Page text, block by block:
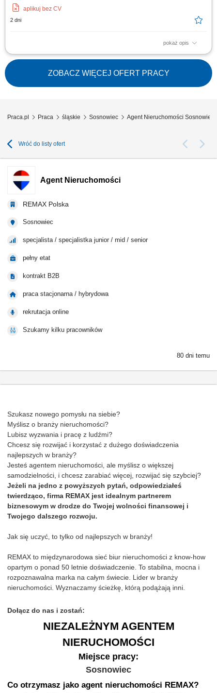
aplikuj bez CV
2 dni
pokaż opis
Kompleksowa obsługa klientów w zakresie sprzedaży, zakupu oraz
wynajmu nieruchomości. Aktywne pozyskiwanie nowych ofert i
budowanie własnej bazy klientów. Organizowanie oraz prowadzenie
prezentacji nieruchomości. Koordynowanie procesu transakcyjnego i
współpraca ze specjalistami...
ZOBACZ WIĘCEJ OFERT PRACY
Praca.pl Praca śląskie Sosnowiec Agent Nieruchomości Sosnowiec
Wróć do listy ofert
Agent Nieruchomości
REMAX Polska
Sosnowiec
specjalista / specjalistka junior / mid / senior
pełny etat
kontrakt B2B
praca stacjonarna / hybrydowa
rekrutacja online
Szukamy kilku pracowników
80 dni temu
Szukasz nowego pomysłu na siebie?
Myślisz o branży nieruchomości?
Lubisz wyzwania i pracę z ludźmi?
Chcesz się rozwijać i korzystać z dużego doświadczenia
najlepszych w branży?
Jesteś agentem nieruchomości, ale myślisz o większej
samodzielności, i chcesz zarabiać więcej, rozwijać się szybciej?
Jeżeli na jedno z powyższych pytań, odpowiedziałeś
twierdząco, firma REMAX jest idealnym partnerem
biznesowym w drodze do Twojej wolności finansowej i
Twojego dalszego rozwoju.
Jak się uczyć, to tylko od najlepszych w branży!
REMAX to międzynarodowa sieć biur nieruchomości z know-how
opartym o ponad 50 letnie doświadczenie. To stabilna, mocna i
rozpoznawalna marka na całym świecie. Lider w branży
nieruchomości. Wyznaczamy ścieżkę, którą podążają inni.
Dołącz do nas i zostań:
NIEZALEŻNYM AGENTEM
NIERUCHOMOŚCI
Miejsce pracy:
Sosnowiec
Co otrzymasz jako agent nieruchomości REMAX?